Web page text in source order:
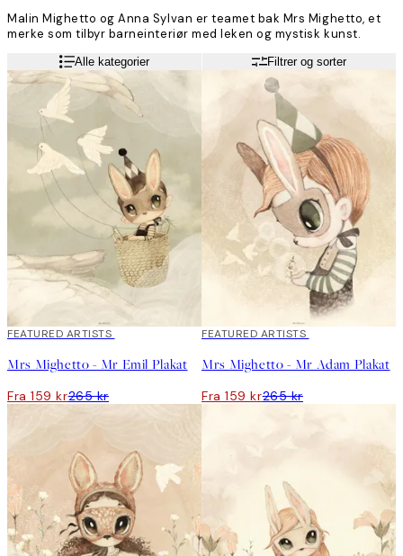
Malin Mighetto og Anna Sylvan er teamet bak Mrs Mighetto, et
merke som tilbyr barneinteriør med leken og mystisk kunst.
«Vi møttes for ti år siden, og Mrs Mighetto ble født ett år senere.
Det var et prosjekt som var umulig å motstå. Vi hadde bygd
disse verdenene og ønsket å dele dem. Vår første kolleksjon av
kunstplakater ble utsolgt på noen dager!»
Kunsten er inspirert av deres forskjellige karakterer, og duoen
beskriver arbeidet deres som mystisk og lekent med et snev av
melankoli.
«Vår kreative prosess er veldig fri og flytende. En idé kan bli en
hel bok eller et postkort. Vi har ingen begrensninger eller regler,
og vi tror på å lære ved å gjøre det.»
Alle kategorier Filtrer og sorter
40%*
FEATURED ARTISTS
Mrs Mighetto - Mr Emil Plakat
Fra 159 kr265 kr
40%*
FEATURED ARTISTS
Mrs Mighetto - Mr Adam Plakat
Fra 159 kr265 kr